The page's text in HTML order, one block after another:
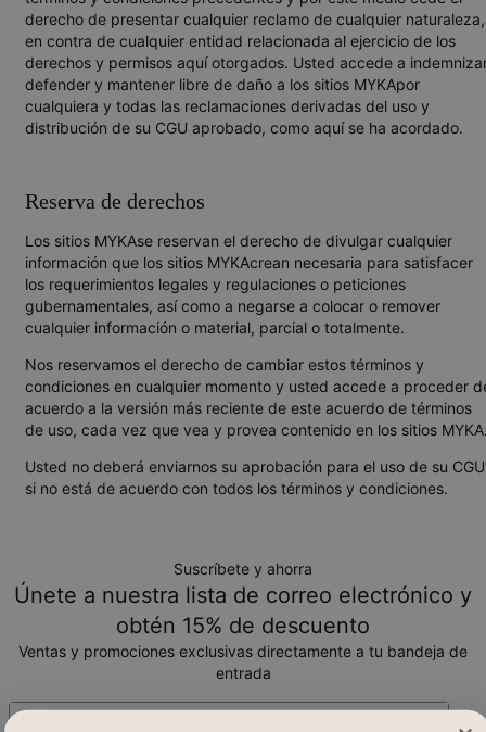
derecho de presentar cualquier reclamo de cualquier naturaleza,
en contra de cualquier entidad relacionada al ejercicio de los
derechos y permisos aquí otorgados. Usted accede a
defender y mantener libre de daño a los sitios MYKApor
cualquiera y todas las reclamaciones derivadas del uso y
distribución de su CGU aprobado, como aquí se ha acordado.
Reserva de derechos
Los sitios MYKAse reservan el derecho de divulgar cualquier
información que los sitios MYKAcrean necesaria para satisfacer
los requerimientos legales y regulaciones o peticiones
gubernamentales, así como a negarse a colocar o remover
cualquier información o material, parcial o totalmente.
Nos reservamos el derecho de cambiar estos términos y
condiciones en cualquier momento y usted accede a proceder
acuerdo a la versión más reciente de este acuerdo de términos
de uso, cada vez que vea y provea contenido en los sitios
Usted no deberá enviarnos su aprobación para el uso de su
si no está de acuerdo con todos los términos y condiciones.
Suscríbete y ahorra
Únete a nuestra lista de correo electrónico y
obtén 15% de descuento
Ventas y promociones exclusivas directamente a tu bandeja de
entrada